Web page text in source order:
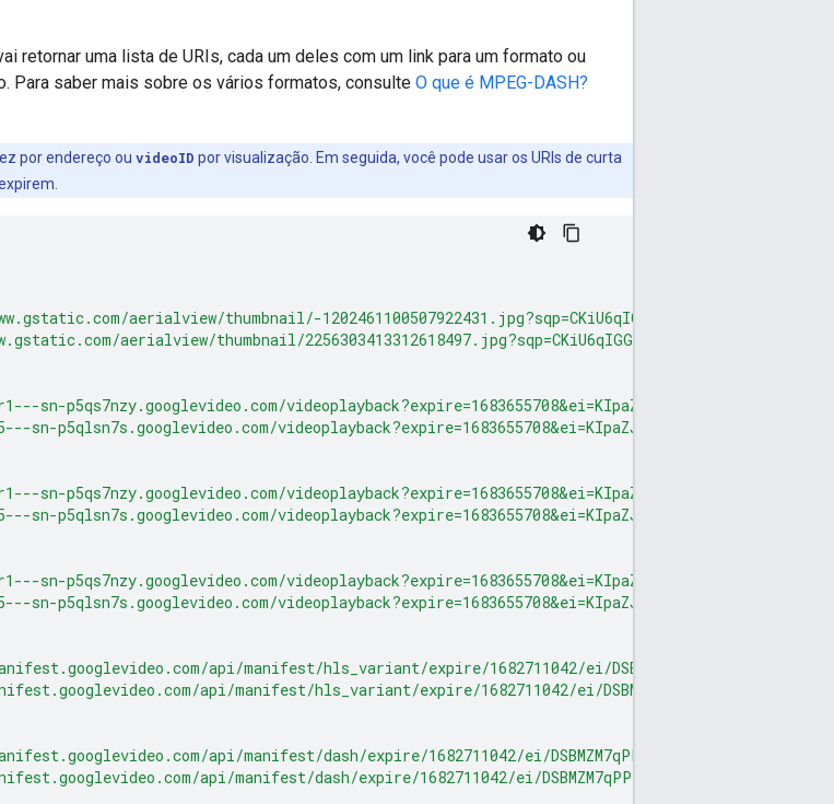
retornar uma lista de URIs, cada um deles com um link para um formato ou
Para saber mais sobre os vários formatos, consulte O que é MPEG-DASH?
por endereço ou videoID por visualização. Em seguida, você pode usar os URIs de curta
aerialview/thumbnail/-
aerialview/thumbnail/
p5qs7nzy.googlevideo.com/videoplayback?expire=1683655708&ei=KIpaZKvJBpnc-LYP8v6T-
p5qlsn7s.googlevideo.com/videoplayback?expire=1683655708&ei=KIpaZJiuBo3g-
p5qs7nzy.googlevideo.com/videoplayback?expire=1683655708&ei=KIpaZKvJBpnc-LYP8v6T-
p5qlsn7s.googlevideo.com/videoplayback?expire=1683655708&ei=KIpaZJiuBo3g-
p5qs7nzy.googlevideo.com/videoplayback?expire=1683655708&ei=KIpaZKvJBpnc-LYP8v6T-
p5qlsn7s.googlevideo.com/videoplayback?expire=1683655708&ei=KIpaZJiuBo3g-
api/manifest/hls_variant/expire/1682711042/ei/DSBMZM7qPPPh-
api/manifest/hls_variant/expire/1682711042/ei/DSBMZM7qPPPh-
api/manifest/dash/expire/1682711042/ei/DSBMZM7qPPPh-LYP9ZWNmA8/ip/
api/manifest/dash/expire/1682711042/ei/DSBMZM7qPPPh-LYP9ZWNmA8/ip/